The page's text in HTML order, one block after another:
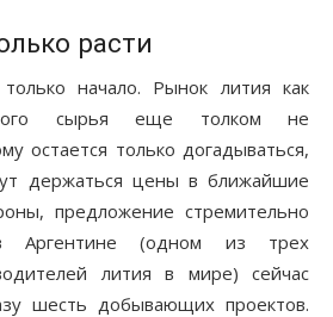
расти
начало. Рынок лития как
сырья еще толком не
остается только догадываться,
держаться цены в ближайшие
предложение стремительно
Аргентине (одном из трех
лития в мире) сейчас
шесть добывающих проектов.